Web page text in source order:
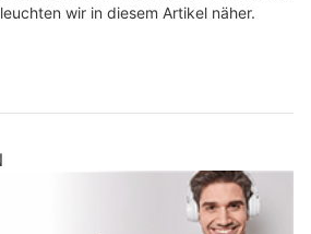
wir in diesem Artikel näher.